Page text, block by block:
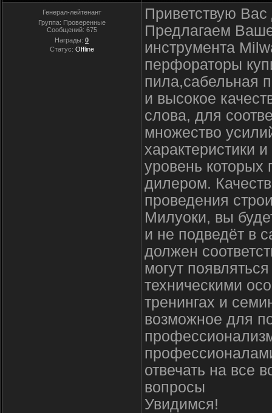
Генерал-лейтенант
Группа: Проверенные
Сообщений: 675
Награды: 0
Статус: Offline
Приветствую
Предлагаем
инструмента
перфораторы
пила,сабельная
и высокое
слова, для
множество
характеристики
уровень
дилером.
проведения
Милуоки, вы
и не подведёт в
должен
могут
техническими
тренингах и
возможное для
отвечать на все
вопросы
Увидимся!